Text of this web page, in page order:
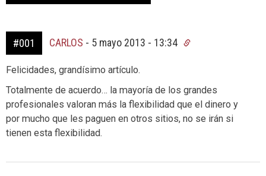
#001 CARLOS - 5 mayo 2013 - 13:34
Felicidades, grandísimo artículo.
Totalmente de acuerdo… la mayoría de los grandes
profesionales valoran más la flexibilidad que el dinero y
por mucho que les paguen en otros sitios, no se irán si
tienen esta flexibilidad.